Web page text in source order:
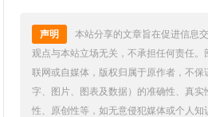
声明
本站分享的文章旨在促进信息
观点与本站立场无关，不承担任何责任。
联网或自媒体，版权归属于原作者，不保
字、图片、图表及数据）的准确性、真
性、原创性等，如无意侵犯媒体或个人